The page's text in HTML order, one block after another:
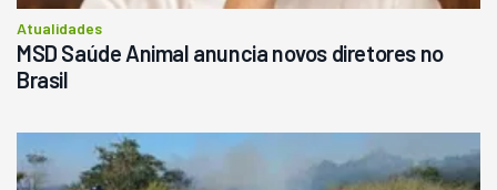
Atualidades
MSD Saúde Animal anuncia novos diretores no
Brasil